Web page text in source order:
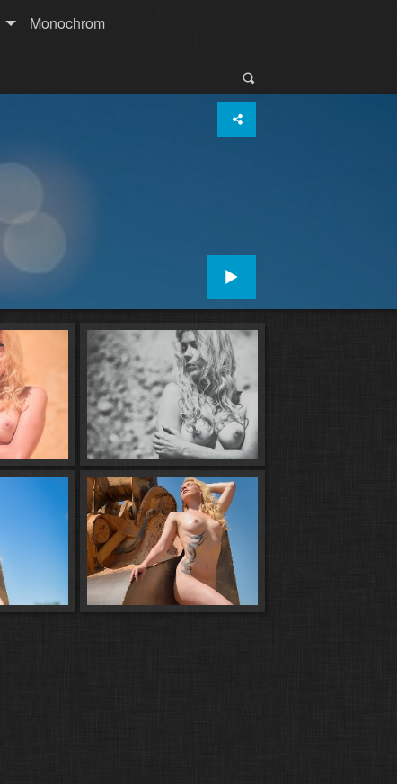
Monochrom